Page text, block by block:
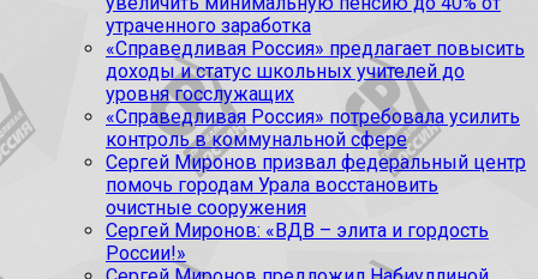
утраченного заработка
«Справедливая Россия» предлагает повысить
доходы и статус школьных учителей до
уровня госслужащих
«Справедливая Россия» потребовала усилить
контроль в коммунальной сфере
Сергей Миронов призвал федеральный центр
помочь городам Урала восстановить
очистные сооружения
Сергей Миронов: «ВДВ – элита и гордость
России!»